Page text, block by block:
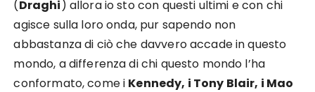
(Draghi) allora io sto con questi ultimi e con chi
agisce sulla loro onda, pur sapendo non
abbastanza di ciò che davvero accade in questo
mondo, a differenza di chi questo mondo l’ha
conformato, come i Kennedy, i Tony Blair, i Mao